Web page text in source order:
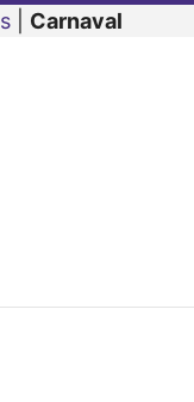
Carnaval